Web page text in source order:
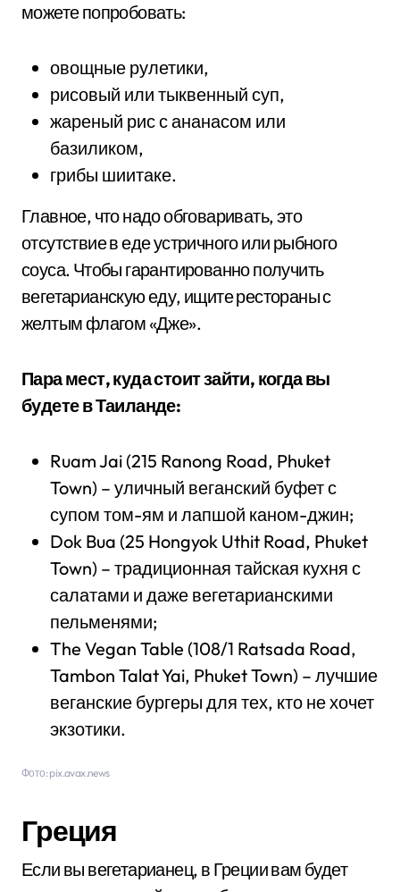
можете попробовать:
овощные рулетики,
рисовый или тыквенный суп,
жареный рис с ананасом или
базиликом,
грибы шиитаке.
Главное, что надо обговаривать, это
отсутствие в еде устричного или рыбного
соуса. Чтобы гарантированно получить
вегетарианскую еду, ищите рестораны с
желтым флагом «Дже».
Пара мест, куда стоит зайти, когда вы
будете в Таиланде:
Ruam Jai (215 Ranong Road, Phuket
Town) – уличный веганский буфет с
супом том-ям и лапшой каном-джин;
Dok Bua (25 Hongyok Uthit Road, Phuket
Town) – традиционная тайская кухня с
салатами и даже вегетарианскими
пельменями;
The Vegan Table (108/1 Ratsada Road,
Tambon Talat Yai, Phuket Town) – лучшие
веганские бургеры для тех, кто не хочет
экзотики.
Фото: pix.avax.news
Греция
Если вы вегетарианец, в Греции вам будет